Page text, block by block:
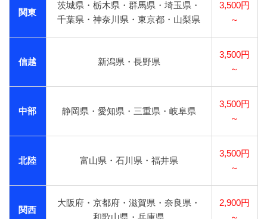
関東
茨城県・栃木県・群馬県・埼玉県・
千葉県・神奈川県・東京都・山梨県
3,500円
～
信越 新潟県・長野県
3,500円
～
中部 静岡県・愛知県・三重県・岐阜県
3,500円
～
北陸 富山県・石川県・福井県
3,500円
～
関西
大阪府・京都府・滋賀県・奈良県・
2,900円